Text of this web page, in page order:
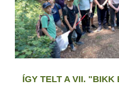
ÍGY TELT A VII. "BIKK